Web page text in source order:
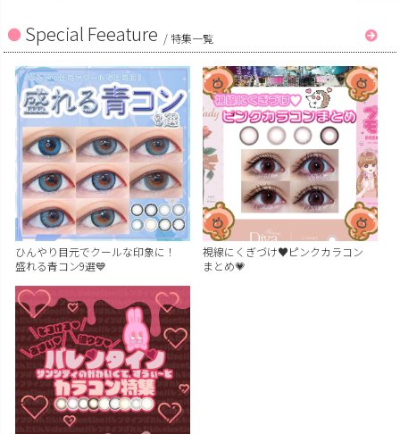
Special Feeature /特集一覧
ひんやり目元でクールな印象に！
盛れる青コン9選💙
視線にくぎづけ♥ピンクカラコン
まとめ💗